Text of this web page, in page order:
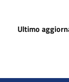
Ultimo